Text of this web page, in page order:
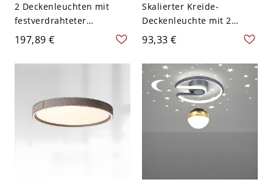
2 Deckenleuchten mit
festverdrahteter
Befestigung in
Taubengrau aus Metall
mit kreisförmigem
197,89 €
Skalierter Kreide-
Deckenleuchte mit 2
Lichtern, Metall flach
montiert, Plexiglas-
Schirm, 110V-120V
93,33 €